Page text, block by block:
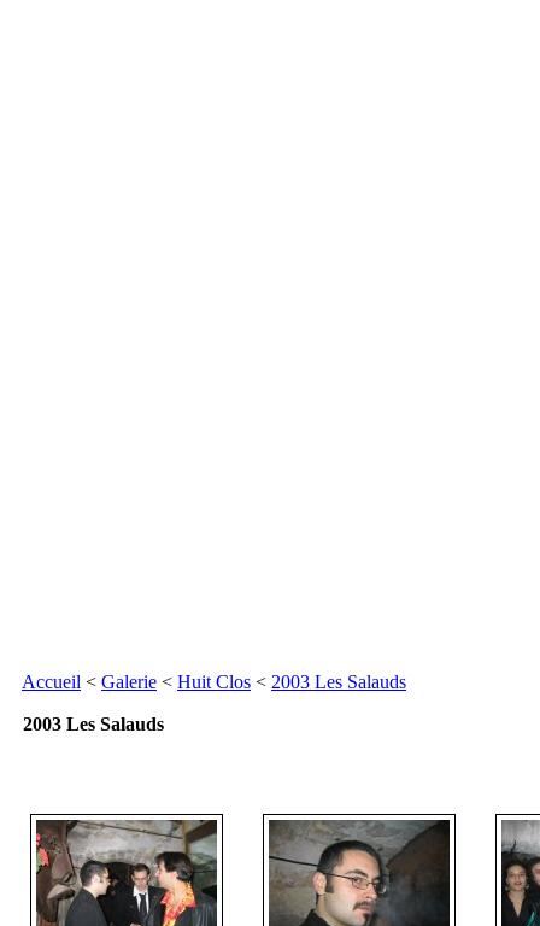
Accueil < Galerie < Huit Clos < 2003 Les Salauds
2003 Les Salauds